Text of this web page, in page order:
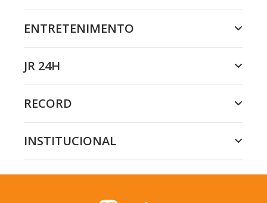
ENTRETENIMENTO
JR 24H
RECORD
INSTITUCIONAL